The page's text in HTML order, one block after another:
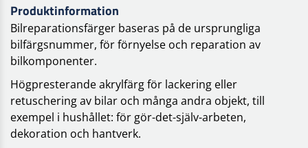
Produktinformation
Bilreparationsfärger baseras på de ursprungliga
bilfärgsnummer, för förnyelse och reparation av
bilkomponenter.
Högpresterande akrylfärg för lackering eller
retuschering av bilar och många andra objekt, till
exempel i hushållet: för gör-det-själv-arbeten,
dekoration och hantverk.